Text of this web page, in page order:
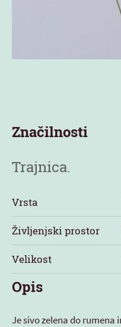
Značilnosti
Trajnica.
Vrsta
Življenjski prostor
Velikost
Opis
Je sivo zelena do rumena